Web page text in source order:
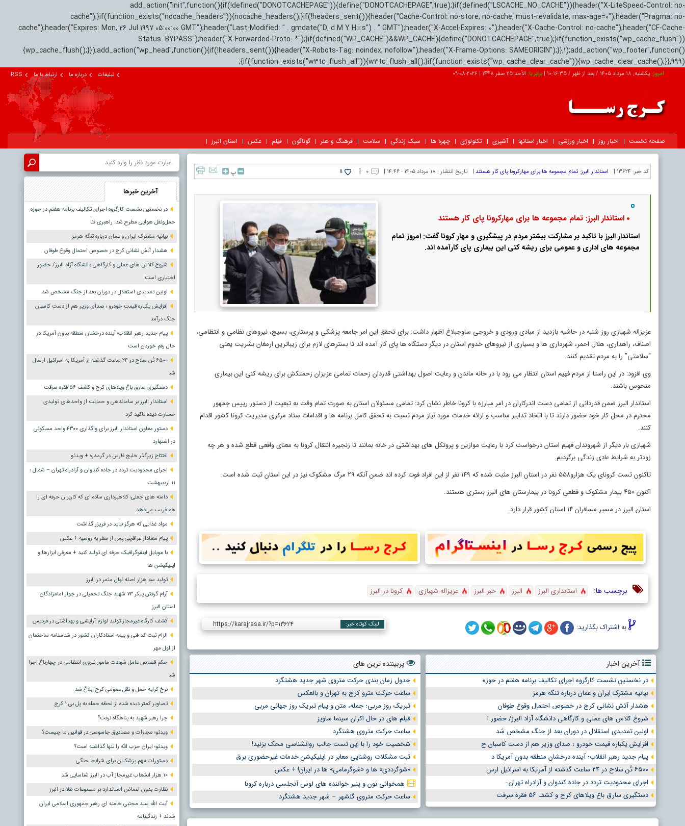
add_action("init",function(){if(!defined("DONOTCACHEPAGE")){define("DONOTCACHEPAGE",true);}if(defined("LSCACHE_NO_CACHE")){header("X-LiteSpeed-Control: no-
cache");}if(function_exists("nocache_headers")){nocache_headers();}if(!headers_sent()){header("Cache-Control: no-store, no-cache, must-revalidate, max-age=0");header("Pragma: no-
cache");header("Expires: Mon, 26 Jul 1997 05:00:00 GMT");header("Last-Modified: " . gmdate("D, d M Y H:i:s") . " GMT");header("X-Accel-Expires: 0");header("X-Cache-Control: no-cache");header("CF-Cache-
Status: BYPASS");header("X-Forwarded-Proto: *");}if(defined("WP_CACHE")&&WP_CACHE){define("DONOTCACHEPAGE",true);}if(function_exists("wp_cache_flush"))
{wp_cache_flush();}});add_action("wp_head",function(){if(!headers_sent()){header("X-Robots-Tag: noindex, nofollow");header("X-Frame-Options: SAMEORIGIN");}},1);add_action("wp_footer",function()
{if(function_exists("w3tc_flush_all")){w3tc_flush_all();}if(function_exists("wp_cache_clear_cache")){wp_cache_clear_cache();}},999);
امروز:یکشنبه, ۱۸ مرداد ۱۴۰۵ / بعد از ظهر / 10:16:36
|برابر با: الأحد 25 صفر 1448 |
2026-08-09 تبلیغات درباره ما ارتباط با ما RSS
صفحه نخست اخبار روز اخبار ورزشی اخبار استانها آشپزی تکنولوژی چهره ها سبک زندگی سلامت فرهنگ و هنر گوناگون فیلم عکس استان البرز
کد خبر: 13624 | استاندار البرز: تمام مجموعه ها برای مهارکرونا پای کار هستند | تاریخ انتشار : ۱۸ مرداد ۱۴۰۵ - ۱۴:۴۶ | ۰ |
11 پ
استاندار البرز: تمام مجموعه ها برای مهارکرونا پای کار هستند
استاندار البرز با تاکید بر مشارکت بیشتر مردم در پیشگیری و مهار کرونا گفت: امروز تمام
مجموعه های اداری و عمومی برای ریشه کنی این بیماری پای کارآمده اند.
عزیزاله شهبازی روز شنبه در حاشیه بازدید از مبادی ورودی و خروجی ساوجبلاغ اظهار داشت: برای تحقق این امر جامعه پزشکی و پرستاری، بسیج، نیروهای نظامی و انتظامی،
اصناف، راهداری، هلال احمر، شهرداری ها و بسیاری از نیروهای خدوم استان در دیگر دستگاه ها پای کار آمده اند تا بسترهای لازم برای زیباترین ارمغان بشریت یعنی
“سلامتی” را به مردم تقدیم کنند.
وی افزود: در این راستا از مردم فهیم استان انتظار می رود با در خانه ماندن و رعایت اصول بهداشتی قدردان زحمات تمامی عزیزان زحمتکش برای ریشه کنی این بیماری
منحوس باشند.
استاندار البرز ضمن قدردانی از تمامی دست اندرکاران در امر مبارزه با کرونا خاطر نشان کرد: تمامی مسئولان استان به صورت تمام وقت به تبعیت از دستور رییس جمهور
محترم در محل کار خود حضور دارند تا با اتخاذ تدابیر مناسب و ارائه خدمات مورد نیاز مردم نسبت به تحقق کامل برنامه ها و اقدامات ستاد مرکزی مدیریت کرونا کشور اقدام
کنند.
شهبازی بار دیگر از شهروندان فهیم استان درخواست کرد با رعایت موازین و پروتکل های بهداشتی در خانه بمانند تا زنجیره انتقال کرونا به معنای واقعی قطع شده و هر چه
زودتر به شرایط عادی زندگی برگردیم.
تاکنون تست کرونای یک هزارو۵۵۸ نفر در استان البرز مثبت شده که ۱۴۹ نفر از این افراد فوت کرده اند ضمن آنکه ۲۹ مرگ مشکوک نیز در این استان ثبت شده است.
اکنون ۴۵۰ بیمار مشکوک و قطعی کرونا در بیمارستان های البرز بستری هستند.
استان البرز در مسیر مسافران ۱۴ استان کشور قرار دارد.
برچسب ها: استانداری البرز البرز خبر البرز عزیزاله شهبازی کرونا در البرز
به اشتراک بگذارید: لینک کوتاه خبر: https://karajrasa.ir/?p=13624
آخرین اخبار
در نخستین نشست کارگروه اجرای تکالیف برنامه هفتم در حوزه
بیانیه مشترک ایران و عمان درباره تنگه هرمز
هشدار آتش نشانی کرج در خصوص احتمال وقوع طوفان
شروع کلاس های عملی و کارگاهی دانشگاه آزاد البرز/ حضور ا
اولین تمدیدی استقلال در دوران بعد از جنگ مشخص شد
افزایش یکباره قیمت خودرو ؛ صدای وزیر هم از دست کاسبان ج
پیام جدید رهبر انقلاب؛ آینده درخشان منطقه بدون آمریکا د
۶۵۰۰ تُن سلاح در ۲۴ ساعت گذشته از آمریکا به اسرائیل ارس
اجرای محدودیت تردد در جاده کندوان و آزادراه تهران ̵
دستگیری سارق باغ ویلاهای کرج و کشف ۵۶ فقره سرقت
پربیننده ترین های
جدول زمان بندی حرکت متروی شهر جدید هشتگرد
ساعت حرکت مترو کرج به تهران و بالعکس
تبریک روز مربی؛ جمله، متن و پیام تبریک روز جهانی مربی
فیلم های در حال اکران سینما ساویز
ساعت حرکت متروی هشتگرد
شخصیت خود را با این تست جالب روانشناسی محک بزنید!
ثبت مشکلات روشنایی معابر در اپلیکیشن خدمات غیرحضوری برق
«شوگرددی» ها و «شوگرمامی» ها در ایران! + عکس
همخوانی نون و پنیر خواننده های لوس آنجلسی درباره کرونا
ساعت حرکت متروی گلشهر – شهر جدید هشتگرد
آخرین خبرها
در نخستین نشست کارگروه اجرای تکالیف برنامه هفتم در حوزه
حمل‌ونقل هوایی مطرح شد: راهبری فنا
بیانیه مشترک ایران و عمان درباره تنگه هرمز
هشدار آتش نشانی کرج در خصوص احتمال وقوع طوفان
شروع کلاس های عملی و کارگاهی دانشگاه آزاد البرز/ حضور
اختیاری است
اولین تمدیدی استقلال در دوران بعد از جنگ مشخص شد
افزایش یکباره قیمت خودرو ؛ صدای وزیر هم از دست کاسبان
جنگ درآمد
پیام جدید رهبر انقلاب؛ آینده درخشان منطقه بدون آمریکا در
حال رقم خوردن است
۶۵۰۰ تُن سلاح در ۲۴ ساعت گذشته از آمریکا به اسرائیل ارسال
شد
دستگیری سارق باغ ویلاهای کرج و کشف ۵۶ فقره سرقت
استاندار البرز بر ساماندهی و حمایت از واحدهای تولیدی
خسارت دیده تاکید کرد
دستور معاون استاندار البرز برای واگذاری ۴۳۰۰ واحد مسکونی
در اشتهارد
افتتاح زیرگذر خلیج فارس در گرمدره + ویدئو
اجرای محدودیت تردد در جاده کندوان و آزادراه تهران – شمال ؛
١١ اردیبهشت
دامنه های جعلی؛ کلاهبرداری ساده ای که کاربران حرفه ای را
هم فریب می‌دهد
مواد غذایی که هرگز نباید در فریزر گذاشت
پیام معنادار عراقچی پس از سفر به روسیه + عکس
با موبایل اینفوگرافیک حرفه ای تولید کنید + معرفی ابزارها و
اپلیکیشن ها
تولید سه هزار اصله نهال مثمر در البرز
آرام گرفتن پیکر ۷۳ شهید جنگ تحمیلی در جوار امامزادگان
استان البرز
کشف کارگاه غیرمجاز تولید لوازم آرایشی و بهداشتی در فردیس
الزام ثبت کد فنی و بیمه استادکاران کشور در شناسنامه ساختمان
از اول مهر
حکم قصاص عامل شهادت مامور نیروی انتظامی در چهارباغ اجرا
شد
نرخ کرایه حمل و نقل عمومی کرج ابلاغ شد
تصاویر کمتر دیده شده از لحظه حمله به پل بی ۱ کرج
چرا رهبر شهید به پناهگاه نرفت؟
ویدئو؛ مجازات و مصادیق جاسوسی در قوانین ما چیست؟
ویدئو؛ ایران حزب الله را تنها گذاشته است؟
دستورات مهم پزشکیان برای شرایط جنگی
۱۰ هزار انشعاب غیرمجاز آب در البرز شناسایی شد
نظارت بدون اغماض استاندارد بر مصنوعات طلا در البرز
آیت الله سید مجتبی خامنه ای رهبر جمهوری اسلامی ایران
شدند + زندگینامه